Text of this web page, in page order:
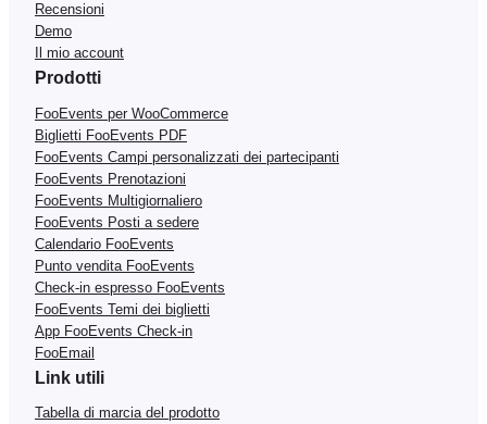
Recensioni
Demo
Il mio account
Prodotti
FooEvents per WooCommerce
Biglietti FooEvents PDF
FooEvents Campi personalizzati dei partecipanti
FooEvents Prenotazioni
FooEvents Multigiornaliero
FooEvents Posti a sedere
Calendario FooEvents
Punto vendita FooEvents
Check-in espresso FooEvents
FooEvents Temi dei biglietti
App FooEvents Check-in
FooEmail
Link utili
Tabella di marcia del prodotto